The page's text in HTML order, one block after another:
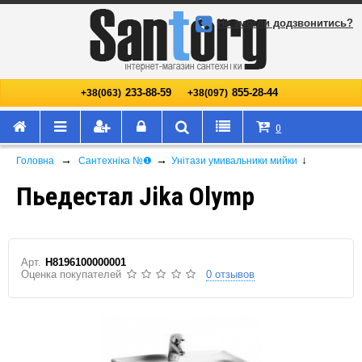
+38(063) 233-88-59 +38(097) 855-28-44
Не змогли додзвонитись?
0
Головна → Сантехніка №❶ → Унітази умивальники мийки ↓
Пьедестал Jika Olymp
Арт. H8196100000001
Оценка покупателей
0 отзывов